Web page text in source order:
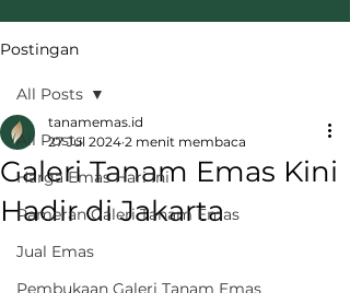
Postingan
All Posts
Harga Emas Hari Ini
Pameran Galeri Tanam Emas
Jual Emas
Pembukaan Galeri Tanam Emas
All Posts
Galeri Tanam Emas Kini
Hadir di Jakarta
tanamemas.id
27 Jul 2024 2 menit membaca